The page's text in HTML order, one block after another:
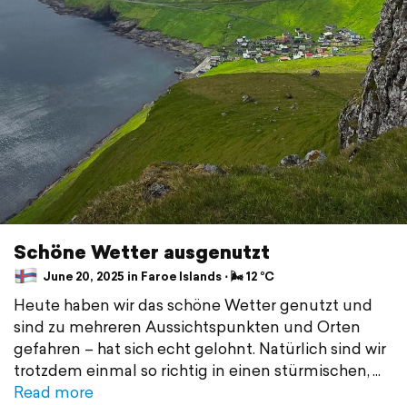
Schöne Wetter ausgenutzt
June 20, 2025 in Faroe Islands ⋅ 🌬 12 °C
Heute haben wir das schöne Wetter genutzt und
sind zu mehreren Aussichtspunkten und Orten
gefahren – hat sich echt gelohnt. Natürlich sind wir
trotzdem einmal so richtig in einen stürmischen,
Read more